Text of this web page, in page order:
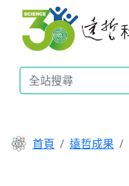
首頁 遠哲成果